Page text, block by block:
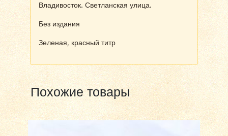
Владивосток. Светланская улица.
Без издания
Зеленая, красный титр
Похожие товары